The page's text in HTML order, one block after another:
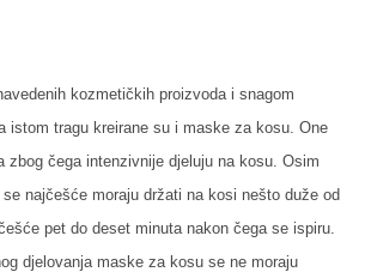
kozmetičkih proizvoda i snagom
istom tragu kreirane su i maske za kosu. One
zbog čega intenzivnije djeluju na kosu. Osim
najčešće moraju držati na kosi nešto duže od
pet do deset minuta nakon čega se ispiru.
djelovanja maske za kosu se ne moraju